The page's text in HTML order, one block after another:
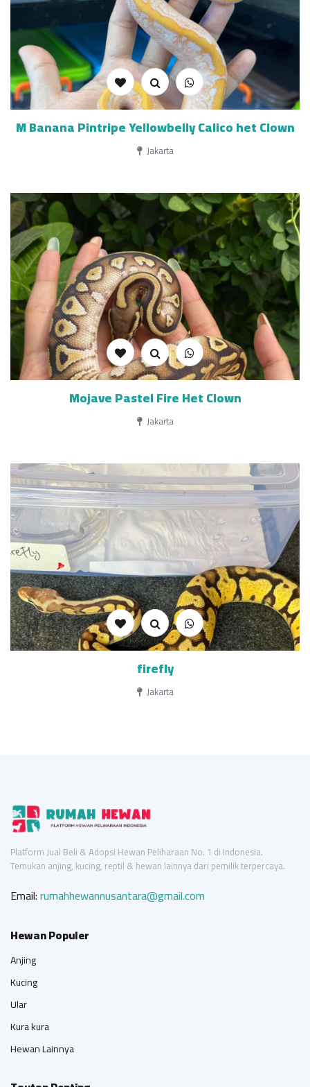
M Banana Pintripe Yellowbelly Calico het Clown
Jakarta
Mojave Pastel Fire Het Clown
Jakarta
firefly
Jakarta
Platform Jual Beli & Adopsi Hewan Peliharaan No. 1 di Indonesia.
Temukan anjing, kucing, reptil & hewan lainnya dari pemilik terpercaya.
Email:rumahhewannusantara@gmail.com
Hewan Populer
Anjing
Kucing
Ular
Kura kura
Hewan Lainnya